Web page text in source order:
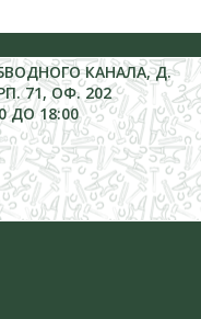
КАНАЛА, Д.
71, ОФ. 202
ДО 18:00